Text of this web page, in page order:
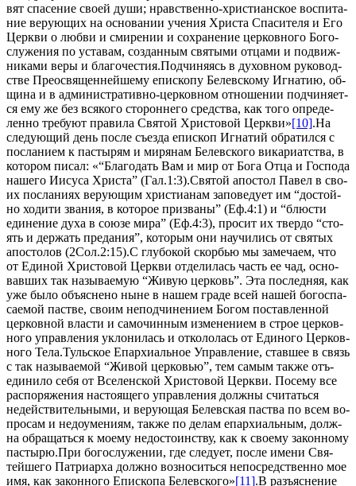
вят спа­се­ние сво­ей ду­ши; нрав­ствен­но-хри­сти­ан­ское вос­пи­та­
ние ве­ру­ю­щих на ос­но­ва­нии уче­ния Хри­ста Спа­си­те­ля и Его
Церк­ви о люб­ви и сми­ре­нии и со­хра­не­ние цер­ков­но­го Бо­го­
слу­же­ния по уста­вам, со­здан­ным свя­ты­ми от­ца­ми и по­движ­
ни­ка­ми ве­ры и бла­го­че­стия.Под­чи­ня­ясь в ду­хов­ном ру­ко­вод­
стве Прео­свя­щен­ней­ше­му епи­ско­пу Белев­ско­му Иг­на­тию, об­
щи­на и в адми­ни­стра­тив­но-цер­ков­ном от­но­ше­нии под­чи­ня­ет­
ся ему же без вся­ко­го сто­рон­не­го сред­ства, как то­го опре­де­
лен­но тре­бу­ют пра­ви­ла Свя­той Хри­сто­вой Церк­ви»[10].На
сле­ду­ю­щий день по­сле съез­да епи­скоп Иг­на­тий об­ра­тил­ся с
по­сла­ни­ем к пас­ты­рям и ми­ря­нам Белев­ско­го ви­ка­ри­ат­ства, в
ко­то­ром пи­сал: «“Бла­го­дать Вам и мир от Бо­га От­ца и Гос­по­да
на­ше­го Иису­са Хри­ста” (Гал.1:3).Свя­той апо­стол Па­вел в сво­
их по­сла­ни­ях ве­ру­ю­щим хри­сти­а­нам за­по­ве­ду­ет им “до­стой­
но хо­ди­ти зва­ния, в ко­то­рое при­зва­ны” (Еф.4:1) и “блю­сти
еди­не­ние ду­ха в со­ю­зе ми­ра” (Еф.4:3), про­сит их твер­до “сто­
ять и дер­жать пре­да­ния”, ко­то­рым они на­учи­лись от свя­тых
апо­сто­лов (2Сол.2:15).С глу­бо­кой скор­бью мы за­ме­ча­ем, что
от Еди­ной Хри­сто­вой Церк­ви от­де­ли­лась часть ее чад, ос­но­
вав­ших так на­зы­ва­е­мую “Жи­вую цер­ковь”. Эта по­след­няя, как
уже бы­ло объ­яс­не­но ныне в на­шем гра­де всей на­шей бо­го­спа­
са­е­мой пастве, сво­им непод­чи­не­ни­ем Бо­гом по­став­лен­ной
цер­ков­ной вла­сти и са­мо­чин­ным из­ме­не­ни­ем в строе цер­ков­
но­го управ­ле­ния укло­ни­лась и от­ко­ло­лась от Еди­но­го Цер­ков­
но­го Те­ла.Туль­ское Епар­хи­аль­ное Управ­ле­ние, став­шее в связь
с так на­зы­ва­е­мой “Жи­вой цер­ко­вью”, тем са­мым так­же отъ­
еди­ни­ло се­бя от Все­лен­ской Хри­сто­вой Церк­ви. По­се­му все
рас­по­ря­же­ния на­сто­я­ще­го управ­ле­ния долж­ны счи­тать­ся
недей­стви­тель­ны­ми, и ве­ру­ю­щая Белев­ская паства по всем во­
про­сам и недо­уме­ни­ям, так­же по де­лам епар­хи­аль­ным, долж­
на об­ра­щать­ся к мо­е­му недо­сто­ин­ству, как к сво­е­му за­кон­но­му
пас­ты­рю.При бо­го­слу­же­нии, где сле­ду­ет, по­сле име­ни Свя­
тей­ше­го Пат­ри­ар­ха долж­но воз­но­сить­ся непо­сред­ствен­но мое
имя, как за­кон­но­го Епи­ско­па Белев­ско­го»[11].В разъ­яс­не­ние